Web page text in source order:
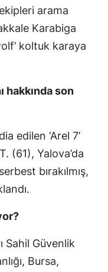
arama
Karabiga
koltuk karaya
hakkında son
edilen ‘Arel 7’
(61), Yalova’da
bırakılmış,
Sahil Güvenlik
Bursa,